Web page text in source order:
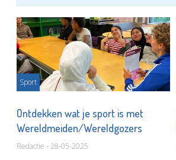
Sport
Ontdekken wat je sport is met
Wereldmeiden/Wereldgozers
Redactie - 28-05-2025